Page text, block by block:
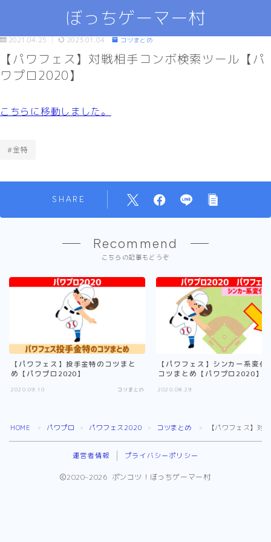
ぼっちゲーマー村
2021.04.25 2023.01.04 コツまとめ
【パワフェス】対戦相手コンボ検索ツール【パ
ワプロ2020】
こちらに移動しました。
#金特
SHARE
Recommend
こちらの記事もどうぞ
【パワフェス】投手金特のコツまと
め【パワプロ2020】
2020.09.10 コツまとめ
【パワフェス】シンカー系変化
コツまとめ【パワプロ2020】
2020.08.29
HOME ＞ パワプロ ＞ パワフェス2020 ＞ コツまとめ ＞ 【パワフェス】対
運営者情報 プライバシーポリシー
2020–2026 ポンコツ！ぼっちゲーマー村